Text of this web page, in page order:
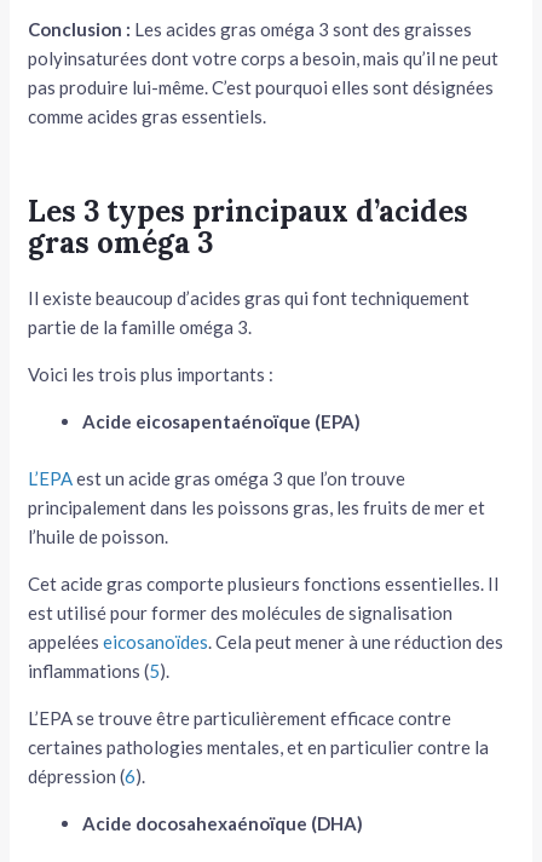
Conclusion : Les acides gras oméga 3 sont des graisses
polyinsaturées dont votre corps a besoin, mais qu’il ne peut
pas produire lui-même. C’est pourquoi elles sont désignées
comme acides gras essentiels.
Les 3 types principaux d’acides
gras oméga 3
Il existe beaucoup d’acides gras qui font techniquement
partie de la famille oméga 3.
Voici les trois plus importants :
Acide eicosapentaénoïque (EPA)
L’EPAest un acide gras oméga 3 que l’on trouve
principalement dans les poissons gras, les fruits de mer et
l’huile de poisson.
Cet acide gras comporte plusieurs fonctions essentielles. Il
est utilisé pour former des molécules de signalisation
appeléeseicosanoïdes. Cela peut mener à une réduction des
inflammations (5).
L’EPA se trouve être particulièrement efficace contre
certaines pathologies mentales, et en particulier contre la
dépression (6).
Acide docosahexaénoïque (DHA)